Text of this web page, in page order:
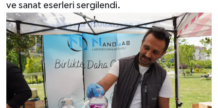
ve sanat eserleri sergilendi.